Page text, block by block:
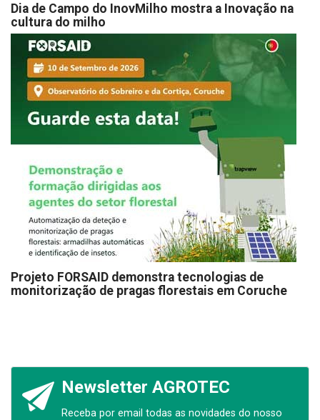
Dia de Campo do InovMilho mostra a Inovação na
cultura do milho
Projeto FORSAID demonstra tecnologias de
monitorização de pragas florestais em Coruche
Newsletter AGROTEC
Receba por email todas as novidades do nosso